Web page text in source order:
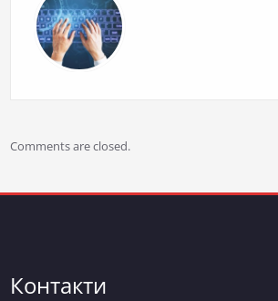
Comments are closed.
Контакти